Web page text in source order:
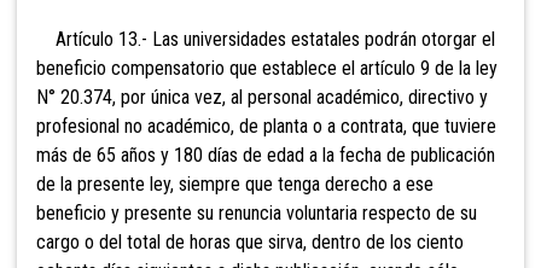
Artículo 13.- Las universidades estatales podrán otorgar el
beneficio compensatorio que establece el artículo 9 de la ley
N° 20.374, por única vez, al personal académico, directivo y
profesional no académico, de planta o a contrata, que tuviere
más de 65 años y 180 días de edad a la fecha de publicación
de la presente ley, siempre que tenga derecho a ese
beneficio y presente su renuncia voluntaria respecto de su
cargo o del total de horas que sirva, dentro de los ciento